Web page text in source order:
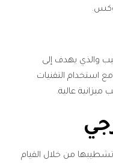
والذي يهدف إلى
استخدام التقنيات
ميزانية عالية.
تشطيبها من خلال القيام